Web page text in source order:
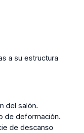
a su estructura
del salón.
de deformación.
de descanso